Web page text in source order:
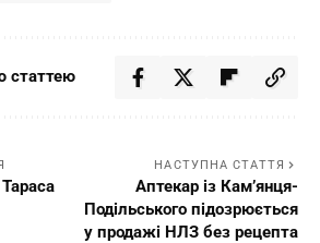
статтею
НАСТУПНА СТАТТЯ
Аптекар із Кам’янця-
Подільського підозрюється
у продажі НЛЗ без рецепта